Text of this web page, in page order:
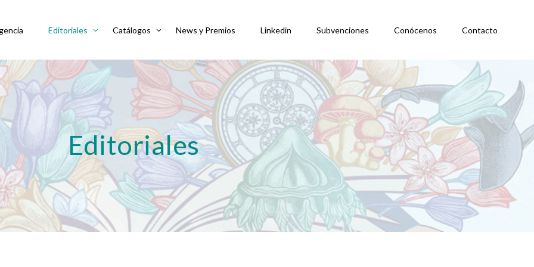
Editoriales Catálogos News y Premios Linkedin Subvenciones Conócenos Contacto
Editoriales